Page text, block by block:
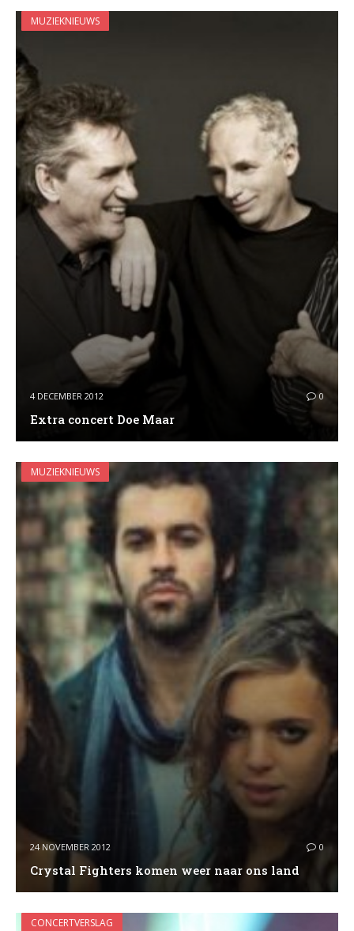
MUZIEKNIEUWS
4 DECEMBER 2012 0
Extra concert Doe Maar
MUZIEKNIEUWS
24 NOVEMBER 2012 0
Crystal Fighters komen weer naar ons land
CONCERTVERSLAG